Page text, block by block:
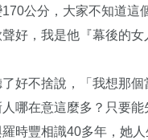
公分，大家不知道這
好，我是他『幕後的女
好不捨說，「我想那個
哪在意這麼多？只要能
時豐相識40多年，她